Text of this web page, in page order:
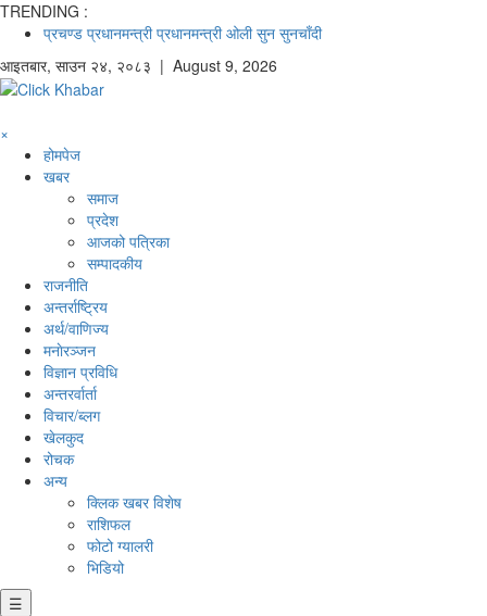
TRENDING :
प्रचण्ड प्रधानमन्त्री प्रधानमन्त्री ओली सुन सुनचाँदी
आइतबार, साउन २४, २०८३ | August 9, 2026
×
होमपेज
खबर
समाज
प्रदेश
आजको पत्रिका
सम्पादकीय
राजनीति
अन्तर्राष्ट्रिय
अर्थ/वाणिज्य
मनाेरञ्जन
विज्ञान प्रविधि
अन्तरर्वार्ता
विचार/ब्लग
खेलकुद
रोचक
अन्य
क्लिक खबर विशेष
राशिफल
फोटो ग्यालरी
भिडियो
☰